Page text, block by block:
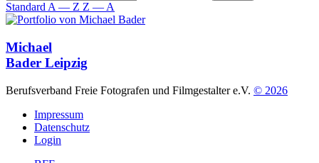
Standard A — Z Z — A
Michael
Bader Leipzig
Berufsverband Freie Fotografen und Filmgestalter e.V. © 2026
Impressum
Datenschutz
Login